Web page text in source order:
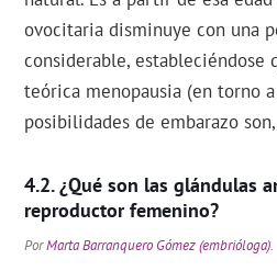
ovocitaria disminuye con una
considerable, estableciéndose
teórica menopausia (en torno
posibilidades de embarazo
¿Qué son las glándulas
reproductor femenino?
PorMarta Barranquero Gómez (embrióloga).